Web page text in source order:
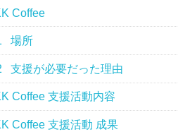
Coffee
場所
支援が必要だった理由
Coffee 支援活動内容
Coffee 支援活動 成果